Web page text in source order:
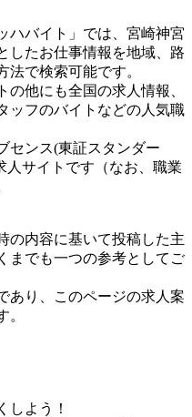
ハバイト」では、宮崎神宮
したお仕事情報を地域、路
で検索可能です。
他にも全国の求人情報、
ッフのバイトなどの人気職
センス(東証スタンダー
人サイトです（なお、職業
の内容に基いて投稿した主
までも一つの参考としてご
あり、このページの求人案
。
しよう！